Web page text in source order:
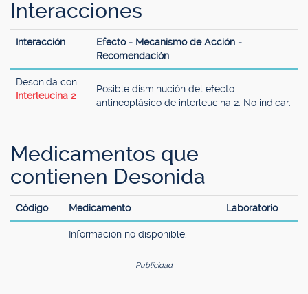
Interacciones
Interacción
Efecto - Mecanismo de Acción -
Recomendación
Desonida con
Interleucina 2
Posible disminución del efecto
antineoplásico de interleucina 2. No indicar.
Medicamentos que
contienen Desonida
Código Medicamento Laboratorio
Información no disponible.
Publicidad